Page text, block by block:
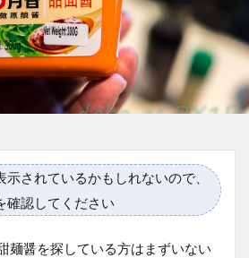
されているかもしれないので、
確認してください
麺醤を探している方はまずいない